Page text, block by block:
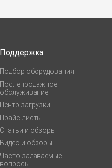
Поддержка
Подбор оборудования
Послепродажное
обслуживание
Центр загрузки
Прайс листы
Статьи и обзоры
Видео и обзоры
Часто задаваемые
вопросы